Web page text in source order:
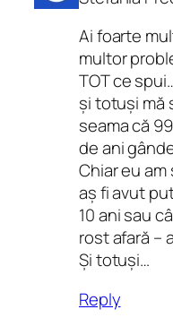
Ai foarte
multor
TOT ce
și totuși mă
seama că
de ani
Chiar eu
aș fi avut
10 ani sau
rost afară –
Și totuși…
Reply